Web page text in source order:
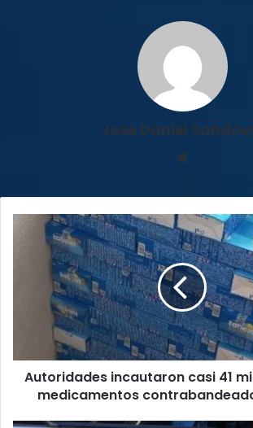
Jose Daniel
Autoridades
incautaron
unidades
medicamentos
contrabandeados
Upala
Autoridades incautaron casi 41
medicamentos